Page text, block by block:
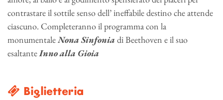
contrastare il sottile senso dell’ ineffabile destino che attende
ciascuno. Completeranno il programma con la
monumentaleNona Sinfonia di Beethoven e il suo
esaltanteInno alla Gioia
Biglietteria